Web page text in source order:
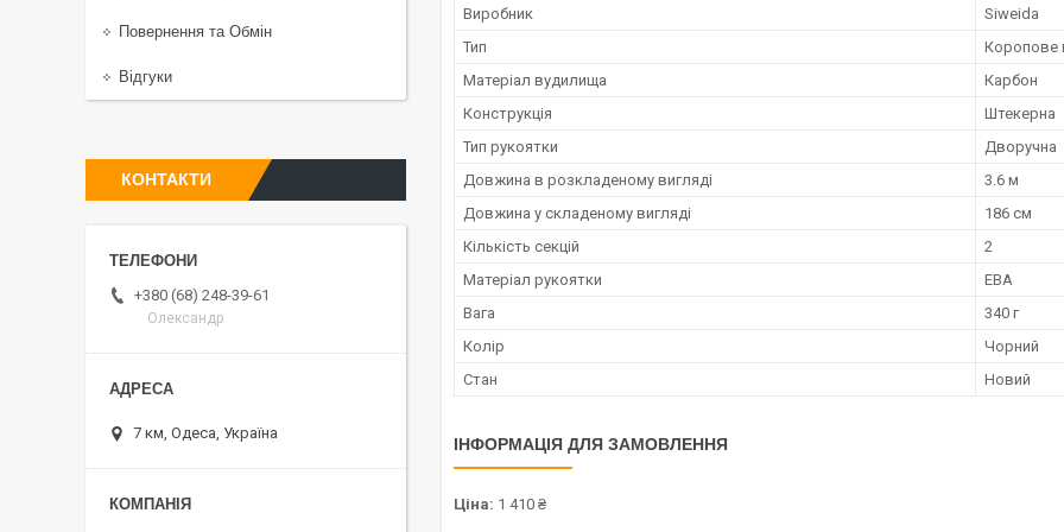
Виробник
Siweida
Тип
Коропове
Матеріал вудилища
Карбон
Конструкція
Штекерна
Тип рукоятки
Дворучна
Довжина в розкладеному вигляді
3.6 м
Довжина у складеному вигляді
186 см
Кількість секцій
2
Матеріал рукоятки
ЕВА
Вага
340 г
Колір
Чорний
Стан
Новий
ІНФОРМАЦІЯ ДЛЯ ЗАМОВЛЕННЯ
Ціна: 1 410 ₴
Повернення та Обмiн
Відгуки
КОНТАКТИ
+380 (68) 248-39-61
Олександр
7 км, Одеса, Україна